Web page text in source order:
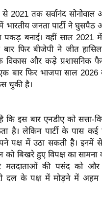
2021 तक सर्वानंद सोनोवाल
भारतीय जनता पार्टी ने
पकड़ बनाई। वहीं साल 2021 में
फिर बीजेपी ने जीत
के विकास और कड़े प्रशासनिक
बार फिर भाजपा साल 2026
चुकी है।
कि इस बार एनडीए को सत्ता-
है। लेकिन पार्टी के पास
पक्ष में उठा सकती है। इनमें
को बिखरे हुए विपक्ष का सामना
मतदाताओं की पसंद को और
दल के पक्ष में मोड़ने में अहम